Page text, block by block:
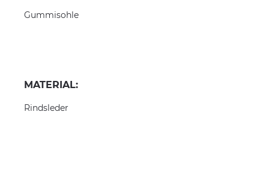
Gummisohle
MATERIAL:
Rindsleder